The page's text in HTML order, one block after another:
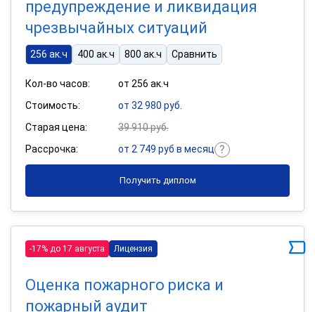
предупреждение и ликвидация
чрезвычайных ситуаций
256 ак.ч 400 ак.ч 800 ак.ч Сравнить
Кол-во часов:
от 256 ак.ч
Стоимость:
от 32 980 руб.
Старая цена:
39 910 руб.
Рассрочка:
от 2 749 руб в месяц
Получить диплом
-17% до 17 августа Лицензия
Оценка пожарного риска и
пожарный аудит